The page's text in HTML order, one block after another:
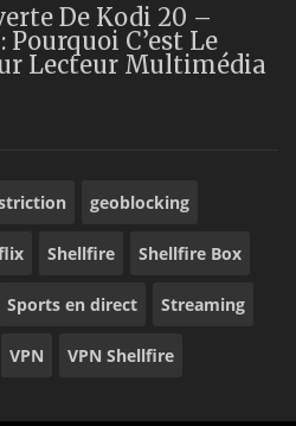
De Kodi 20 –
Pourquoi C’est Le
Lecteur Multimédia
geoblocking
Shellfire Shellfire Box
Sports en direct Streaming
VPN VPN Shellfire